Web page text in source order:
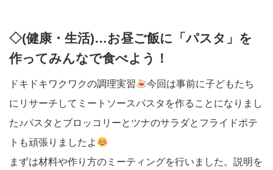
◇(健康・生活)…お昼ご飯に「パスタ」を
作ってみんなで食べよう！
ドキドキワクワクの調理実習
今回は事前に子どもたち
にリサーチしてミートソースパスタを作ることになりまし
た♪パスタとブロッコリーとツナのサラダとフライドポテ
トも頑張りましたよ
まずは材料や作り方のミーティングを行いました。説明を